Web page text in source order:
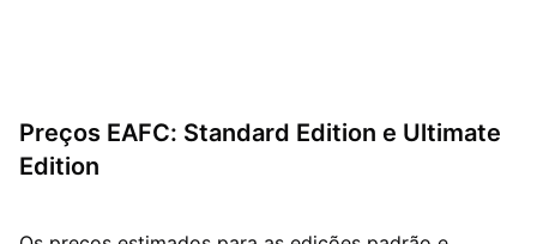
Preços EAFC: Standard Edition e Ultimate
Edition